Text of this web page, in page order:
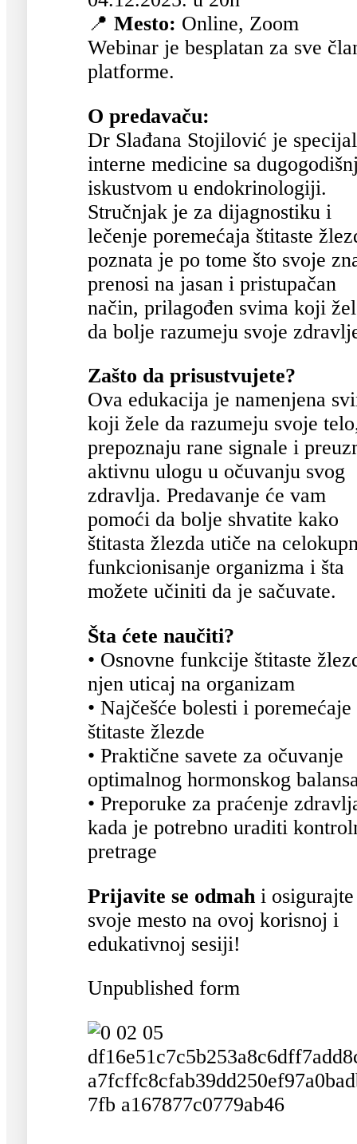
📍Mesto: Online, Zoom
Webinar je besplatan za sve
platforme.
O predavaču:
Dr Slađana Stojilović je
interne medicine sa
iskustvom u endokrinologiji.
Stručnjak je za dijagnostiku i
lečenje poremećaja štitaste
poznata je po tome što svoje
prenosi na jasan i pristupačan
način, prilagođen svima koji
da bolje razumeju svoje
Zašto da prisustvujete?
Ova edukacija je namenjena
koji žele da razumeju svoje
prepoznaju rane signale i
aktivnu ulogu u očuvanju svog
zdravlja. Predavanje će vam
pomoći da bolje shvatite kako
štitasta žlezda utiče na
funkcionisanje organizma i šta
možete učiniti da je sačuvate.
Šta ćete naučiti?
• Osnovne funkcije štitaste
njen uticaj na organizam
• Najčešće bolesti i poremećaje
štitaste žlezde
• Praktične savete za očuvanje
optimalnog hormonskog
• Preporuke za praćenje
kada je potrebno uraditi
pretrage
Prijavite se odmah i osigurajte
svoje mesto na ovoj korisnoj i
edukativnoj sesiji!
Unpublished form